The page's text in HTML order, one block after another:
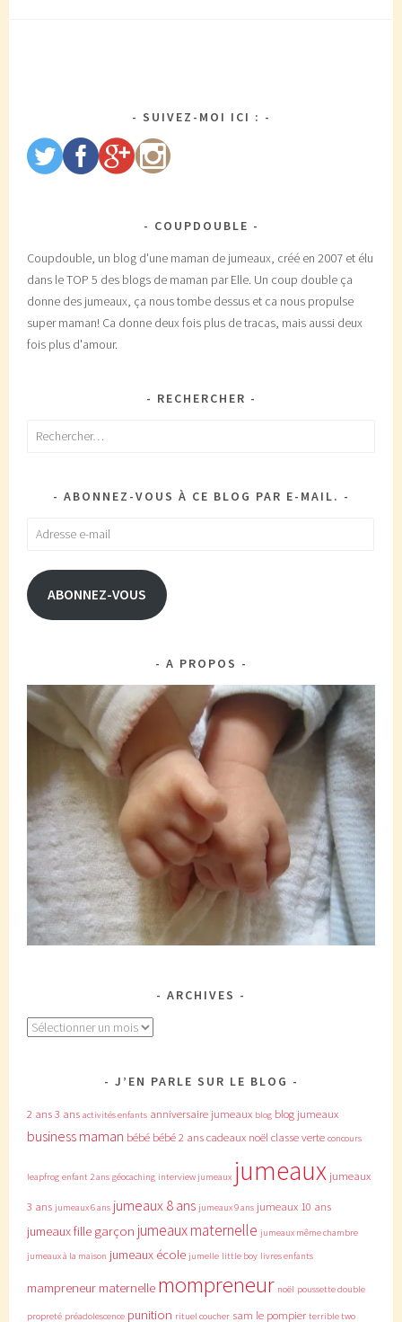
SUIVEZ-MOI ICI :
COUPDOUBLE
Coupdouble, un blog d'une maman de jumeaux, créé en 2007 et élu
dans le TOP 5 des blogs de maman par Elle. Un coup double ça
donne des jumeaux, ça nous tombe dessus et ca nous propulse
super maman! Ca donne deux fois plus de tracas, mais aussi deux
fois plus d'amour.
RECHERCHER
Rechercher :
ABONNEZ-VOUS À CE BLOG PAR E-MAIL.
Adresse
mail
ABONNEZ-VOUS
A PROPOS
ARCHIVES
Archives
J’EN PARLE SUR LE BLOG
2 ans3 ans activités enfants anniversaire jumeaux blog blog jumeaux
business maman bébé bébé 2 anscadeaux noëlclasse verte concours
leapfrog enfant 2 ans géocaching interview jumeaux jumeaux jumeaux
3 ans jumeaux 6 ans jumeaux 8 ans jumeaux 9 ans jumeaux 10 ans
jumeaux fille garçon jumeaux maternelle jumeaux même chambre
jumeaux à la maison jumeaux école jumelle little boy livres enfants
mampreneur maternelle mompreneur noël poussette double
propreté préadolescence punition rituel coucher sam le pompier terrible two